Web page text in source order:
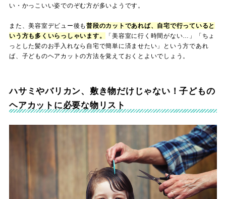
い・かっこいい姿でのぞむ方が多いようです。
また、美容室デビュー後も 普段のカットであれば、自宅で行っていると
いう方も多くいらっしゃいます。
「美容室に行く時間がない…」「ちょ
っとした髪のお手入れなら自宅で簡単に済ませたい」という方であれ
ば、子どものヘアカットの方法を覚えておくとよいでしょう。
ハサミやバリカン、敷き物だけじゃない！子どもの
ヘアカットに必要な物リスト